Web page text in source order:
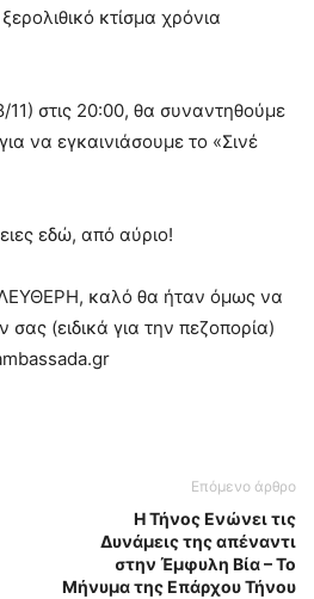
κτίσμα χρόνια
στις 20:00, θα συναντηθούμε
να εγκαινιάσουμε το «Σινέ
εδώ, από αύριο!
καλό θα ήταν όμως να
(ειδικά για την πεζοπορία)
Επόμενο άρθρο
Η Τήνος Ενώνει τις
Δυνάμεις της απέναντι
στην Έμφυλη Βία – Το
Μήνυμα της Επάρχου Τήνου